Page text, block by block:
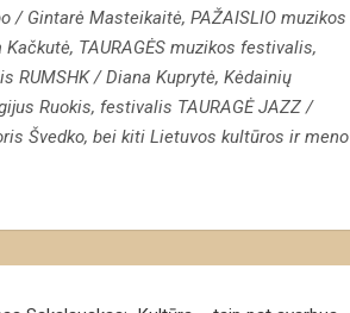
/ Gintarė Masteikaitė, PAŽAISLIO muzikos
TAURAGĖS muzikos festivalis,
RUMSHK / Diana Kuprytė, Kėdainių
Ruokis, festivalis TAURAGĖ JAZZ /
Švedko, bei kiti Lietuvos kultūros ir meno